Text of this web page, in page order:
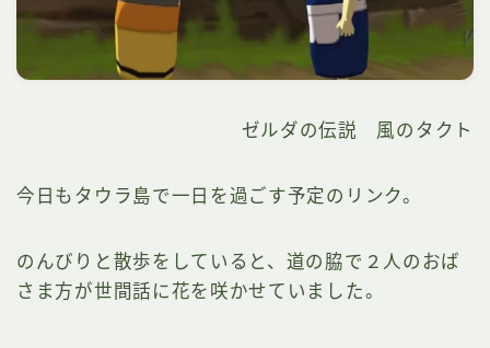
ゼルダの伝説 風のタクト
今日もタウラ島で一日を過ごす予定のリンク。
のんびりと散歩をしていると、道の脇で２人のおば
さま方が世間話に花を咲かせていました。